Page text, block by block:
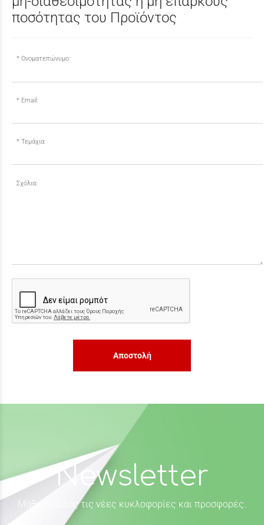
ποσότητας του Προϊόντος
Ονοματεπώνυμο:
Email:
Τεμάχια:
Σχόλια:
Αποστολή
Newsletter
Μάθε πρώτος τις νέες κυκλοφορίες και προσφορές.